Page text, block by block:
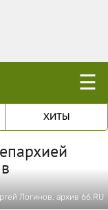
☰
ХИТЫ
Логинов, архив 66.RU